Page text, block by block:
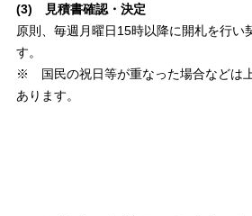
(3) 見積書確認・決定
原則、毎週月曜日15時以降に開札を行い
す。
※ 国民の祝日等が重なった場合などは
あります。